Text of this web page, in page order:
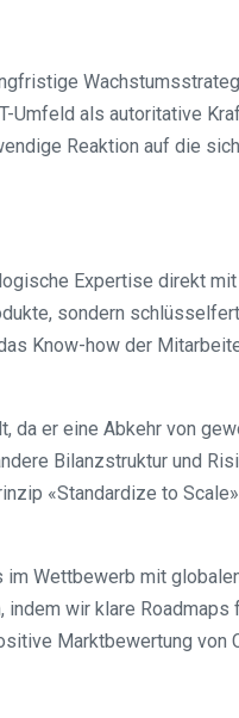
Umfeld als autoritative
Reaktion auf die
Expertise direkt
sondern
Know-how der
da er eine Abkehr von
Bilanzstruktur und
«Standardize to
Wettbewerb mit
wir klare Roadmaps
Marktbewertung von